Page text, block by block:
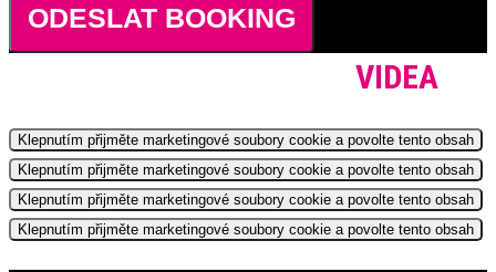
ODESLAT BOOKING
VIDEA
Klepnutím přijměte marketingové soubory cookie a povolte tento obsah
Klepnutím přijměte marketingové soubory cookie a povolte tento obsah
Klepnutím přijměte marketingové soubory cookie a povolte tento obsah
Klepnutím přijměte marketingové soubory cookie a povolte tento obsah